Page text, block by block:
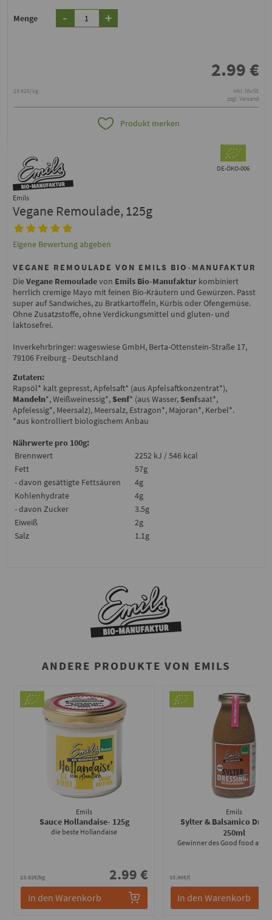
Menge - +
2.99€
23.92€/kg
inkl. MwSt.
zzgl. Versand
Produkt merken
DE-ÖKO-006
Emils
Vegane Remoulade, 125g
Eigene Bewertung abgeben
VEGANE REMOULADE VON EMILS BIO-MANUFAKTUR
DieVegane Remouladevon Emils Bio-Manufaktur kombiniert
herrlich cremige Mayo mit feinen Bio-Kräutern und Gewürzen. Passt
super auf Sandwiches, zu Bratkartoffeln, Kürbis oder Ofengemüse.
Ohne Zusatzstoffe, ohne Verdickungsmittel und gluten- und
laktosefrei.
Inverkehrbringer: wageswiese GmbH, Berta-Ottenstein-Straße 17,
79106 Freiburg - Deutschland
Zutaten:
Rapsöl* kalt gepresst, Apfelsaft* (aus Apfelsaftkonzentrat*),
Mandeln*, Weißweinessig*,Senf* (aus Wasser,Senfsaat*,
Apfelessig*, Meersalz), Meersalz, Estragon*, Majoran*, Kerbel*.
*aus kontrolliert biologischem Anbau
Nährwerte pro 100g:
Brennwert
2252 kJ / 546 kcal
Fett
57g
- davon gesättigte Fettsäuren
4g
Kohlenhydrate
4g
- davon Zucker
3.5g
Eiweiß
2g
Salz
1.1g
ANDERE PRODUKTE VON EMILS
Emils
Sauce Hollandaise- 125g
die beste Hollandaise
23.92€/kg 2.99 €
In den Warenkorb
Emils
Sylter & Balsamico
250ml
Gewinner des Good food
15.96€/l
In den Warenkorb